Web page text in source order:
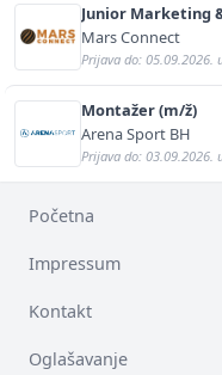
Junior Marketing
Mars Connect
Prijava do: 05.09.2026.
Montažer (m/ž)
Arena Sport BH
Prijava do: 03.09.2026.
Početna
Impressum
Kontakt
Oglašavanje